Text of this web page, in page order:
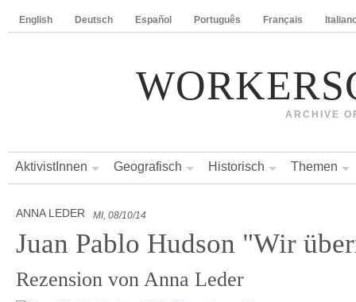
English Deutsch Español Português Français
ARCHIVE
AktivistInnen Geografisch Historisch Themen
ANNA LEDER MI, 08/10/14
Juan Pablo Hudson "Wir
Rezension von Anna Leder